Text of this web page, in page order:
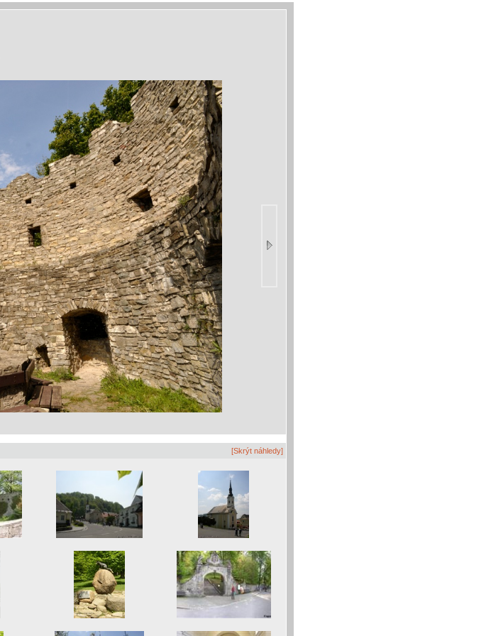
[Skrýt náhledy]